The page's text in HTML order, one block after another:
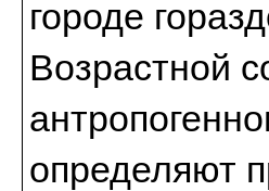
городе
Возрастной
определяют